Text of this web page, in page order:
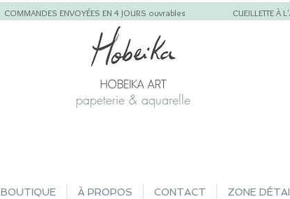
COMMANDES ENVOYÉES EN 4 JOURS ouvrables CUEILLETTE À
papeterie & aquarelle
BOUTIQUE À PROPOS CONTACT ZONE